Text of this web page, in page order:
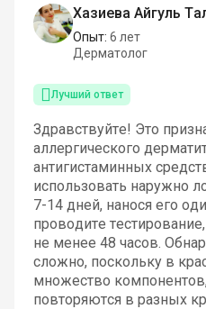
Хазиева Айгуль
Опыт: 6 лет
Дерматолог
Лучший ответ
Здравствуйте! Это
аллергического
антигистаминных
использовать наружно
7-14 дней, нанося его
проводите
не менее 48 часов.
сложно, поскольку в
множество
повторяются в разных